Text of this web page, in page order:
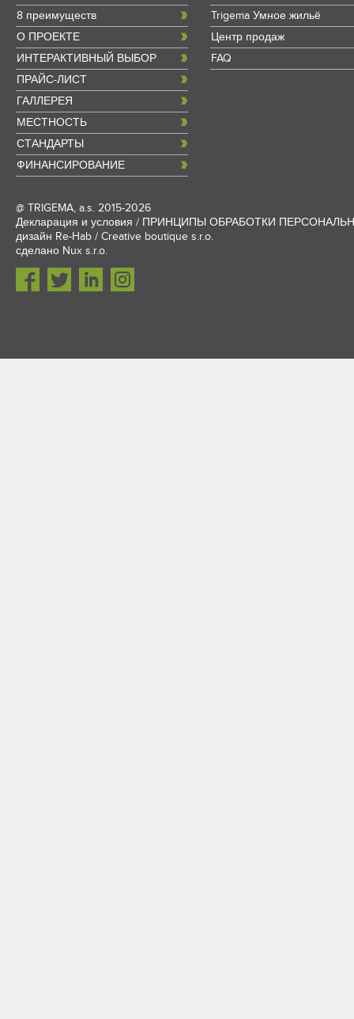
8 преимуществ
О ПРОЕКТЕ
ИНТЕРАКТИВНЫЙ ВЫБОР
ПРАЙС-ЛИСТ
ГАЛЛЕРЕЯ
МЕСТНОСТЬ
СТАНДАРТЫ
ФИНАНСИРОВАНИЕ
Trigema Умное жильё
Центр продаж
FAQ
@ TRIGEMA, a.s. 2015-2026
Декларация и условия / ПРИНЦИПЫ ОБРАБОТКИ
дизайн Re-Hab / Creative boutique s.r.o.
сделано Nux s.r.o.